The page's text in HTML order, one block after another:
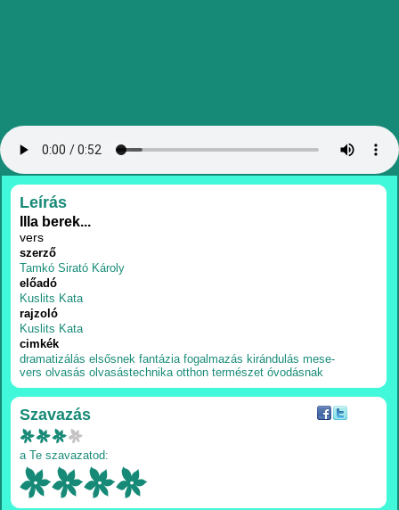
RÉSZLETEK
Leírás
Illa berek...
vers
szerző
Tamkó Sirató Károly
előadó
Kuslits Kata
rajzoló
Kuslits Kata
cimkék
dramatizálás elsősnek fantázia fogalmazás kirándulás mese-
vers olvasás olvasástechnika otthon természet óvodásnak
Szavazás
a Te szavazatod: